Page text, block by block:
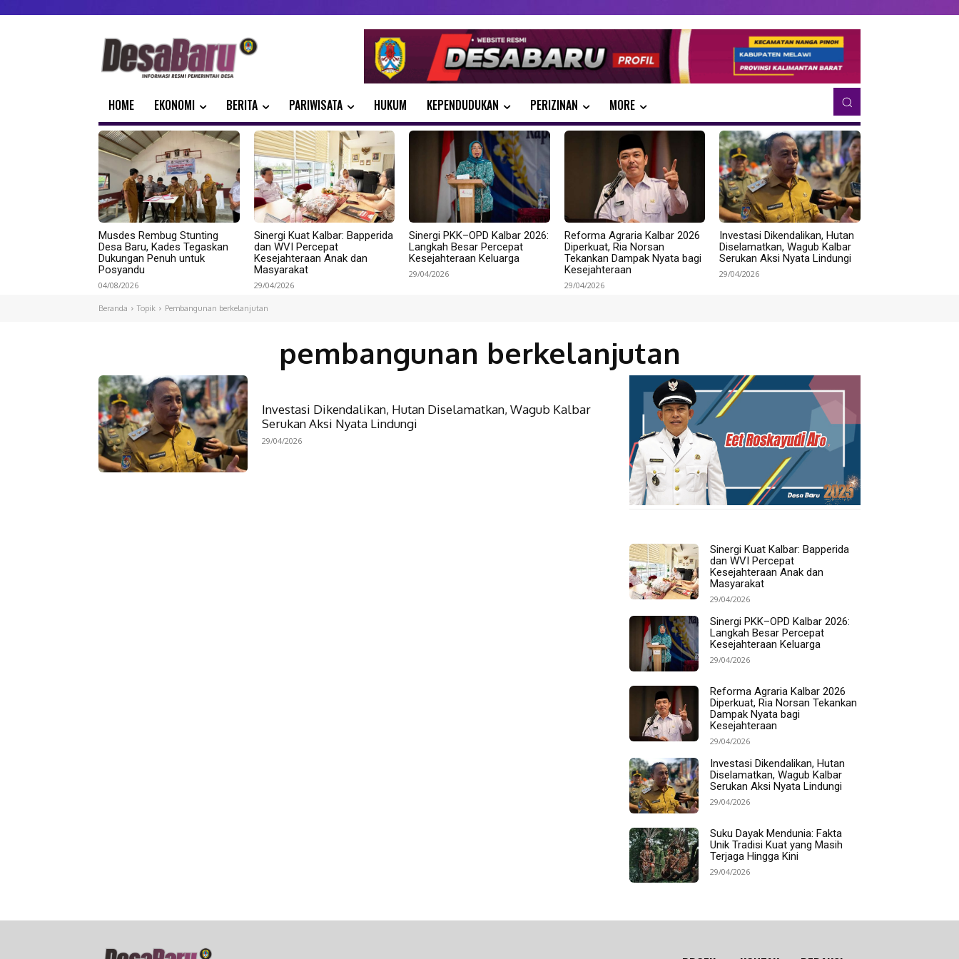
HOME EKONOMI BERITA PARIWISATA HUKUM KEPENDUDUKAN PERIZINAN MORE
Musdes Rembug Stunting
Desa Baru, Kades Tegaskan
Dukungan Penuh untuk
Posyandu
04/08/2026
Sinergi Kuat Kalbar: Bapperida
dan WVI Percepat
Kesejahteraan Anak dan
Masyarakat
29/04/2026
Sinergi PKK–OPD Kalbar 2026:
Langkah Besar Percepat
Kesejahteraan Keluarga
29/04/2026
Reforma Agraria Kalbar 2026
Diperkuat, Ria Norsan
Tekankan Dampak Nyata bagi
Kesejahteraan
29/04/2026
Investasi Dikendalikan, Hutan
Diselamatkan, Wagub Kalbar
Serukan Aksi Nyata Lindungi
29/04/2026
Beranda Topik Pembangunan berkelanjutan
pembangunan berkelanjutan
Investasi Dikendalikan, Hutan Diselamatkan, Wagub Kalbar
Serukan Aksi Nyata Lindungi
29/04/2026
Sinergi Kuat Kalbar: Bapperida
dan WVI Percepat
Kesejahteraan Anak dan
Masyarakat
29/04/2026
Sinergi PKK–OPD Kalbar 2026:
Langkah Besar Percepat
Kesejahteraan Keluarga
29/04/2026
Reforma Agraria Kalbar 2026
Diperkuat, Ria Norsan Tekankan
Dampak Nyata bagi
Kesejahteraan
29/04/2026
Investasi Dikendalikan, Hutan
Diselamatkan, Wagub Kalbar
Serukan Aksi Nyata Lindungi
29/04/2026
Suku Dayak Mendunia: Fakta
Unik Tradisi Kuat yang Masih
Terjaga Hingga Kini
29/04/2026